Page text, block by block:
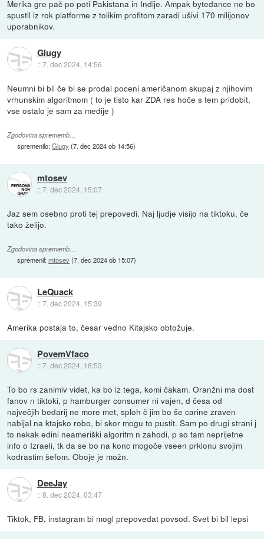
Merika gre pač po poti Pakistana in Indije. Ampak bytedance ne bo
spustil iz rok platforme z tolikim profitom zaradi ušivi 170 milijonov
uporabnikov.
Glugy
::7. dec 2024, 14:56
Neumni bi bli če bi se prodal poceni američanom skupaj z njihovim
vrhunskim algoritmom ( to je tisto kar ZDA res hoče s tem pridobit,
vse ostalo je sam za medije )
Zgodovina sprememb…
spremenilo:Glugy (7. dec 2024 ob 14:56)
mtosev
::7. dec 2024, 15:07
Jaz sem osebno proti tej prepovedi. Naj ljudje visijo na tiktoku, če
tako želijo.
Zgodovina sprememb…
spremenil:mtosev(7. dec 2024 ob 15:07)
LeQuack
::7. dec 2024, 15:39
Amerika postaja to, česar vedno Kitajsko obtožuje.
PovemVfaco
::7. dec 2024, 18:53
To bo rs zanimiv videt, ka bo iz tega, komi čakam. Oranžni ma dost
fanov n tiktoki, p hamburger consumer ni vajen, d česa od
največjih bedarij ne more met, sploh č jim bo še carine zraven
nabijal na ktajsko robo, bi skor mogu to pustit. Sam po drugi strani j
to nekak edini neameriški algoritm n zahodi, p so tam neprijetne
info o Izraeli, tk da se bo na konc mogoče vseen prklonu svojim
kodrastim šefom. Oboje je možn.
DeeJay
::8. dec 2024, 03:47
Tiktok, FB, instagram bi mogl prepovedat povsod. Svet bi bil lepsi